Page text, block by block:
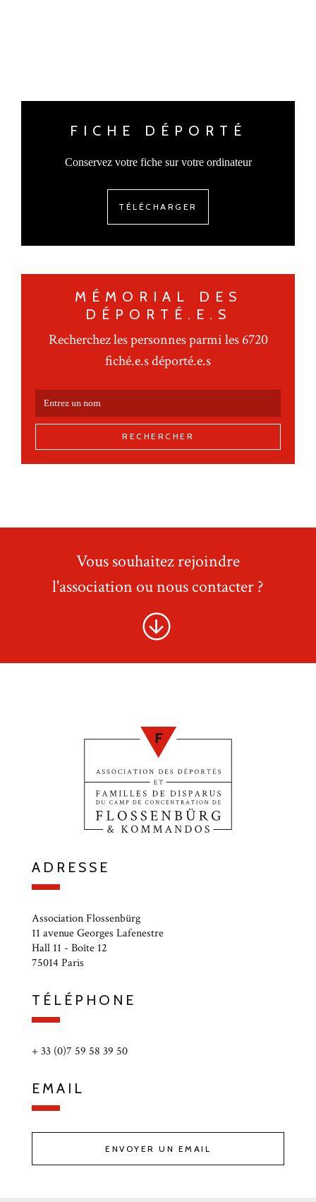
FICHE DÉPORTÉ
Conservez votre fiche sur votre ordinateur
TÉLÉCHARGER
MÉMORIAL DES
DÉPORTÉ.E.S
Recherchez les personnes parmi les 6720
fiché.e.s déporté.e.s
RECHERCHER
Vous souhaitez rejoindre
l'association ou nous contacter ?
ADRESSE
Association Flossenbürg
11 avenue Georges Lafenestre
Hall 11 - Boîte 12
75014 Paris
TÉLÉPHONE
+ 33 (0)7 59 58 39 50
EMAIL
ENVOYER UN EMAIL